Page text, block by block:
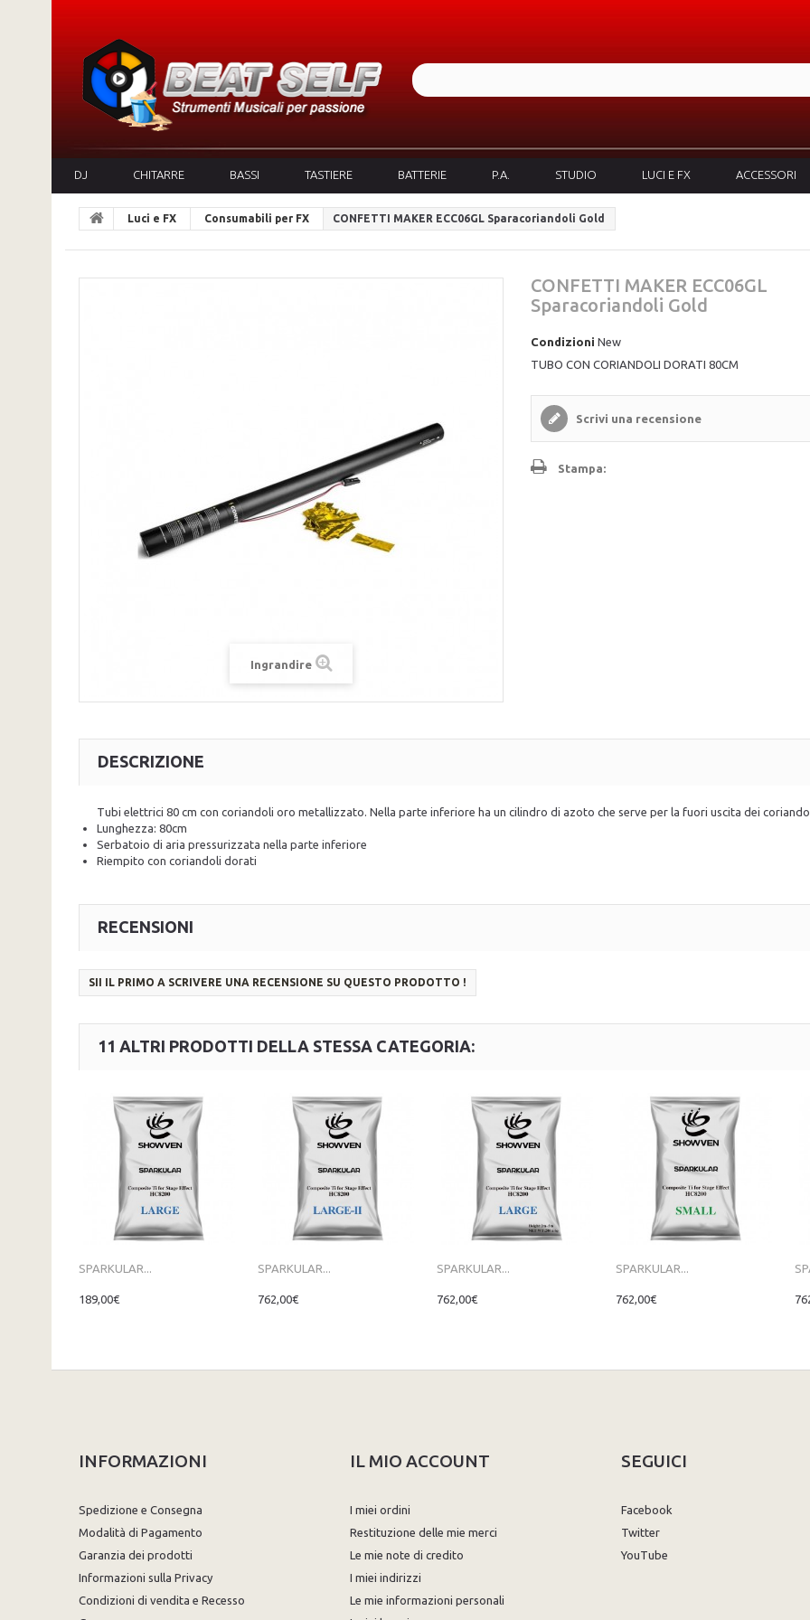
DJ CHITARRE BASSI TASTIERE BATTERIE P.A. STUDIO LUCI E FX ACCESSORI
Luci e FX Consumabili per FX CONFETTI MAKER ECC06GL Sparacoriandoli Gold
Ingrandire
CONFETTI MAKER ECC06GL
Sparacoriandoli Gold
Condizioni New
TUBO CON CORIANDOLI DORATI 80CM
Scrivi una recensione
Stampa:
DESCRIZIONE
Tubi elettrici 80 cm con coriandoli oro metallizzato. Nella parte inferiore ha un cilindro di azoto che serve per la fuori uscita dei
Lunghezza: 80cm
Serbatoio di aria pressurizzata nella parte inferiore
Riempito con coriandoli dorati
RECENSIONI
SII IL PRIMO A SCRIVERE UNA RECENSIONE SU QUESTO PRODOTTO !
11 ALTRI PRODOTTI DELLA STESSA CATEGORIA:
SPARKULAR...
189,00€
SPARKULAR...
762,00€
SPARKULAR...
762,00€
SPARKULAR...
762,00€
INFORMAZIONI
Spedizione e Consegna
Modalità di Pagamento
Garanzia dei prodotti
Informazioni sulla Privacy
Condizioni di vendita e Recesso
IL MIO ACCOUNT
I miei ordini
Restituzione delle mie merci
Le mie note di credito
I miei indirizzi
Le mie informazioni personali
SEGUICI
Facebook
Twitter
YouTube